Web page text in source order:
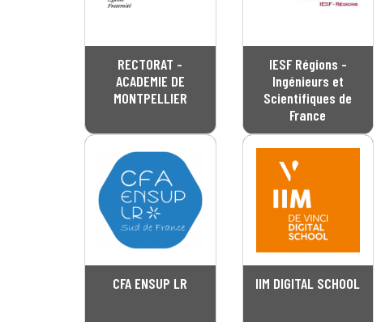
RECTORAT -
ACADEMIE DE
MONTPELLIER
IESF Régions -
Ingénieurs et
Scientifiques de
France
CFA ENSUP LR IIM DIGITAL SCHOOL